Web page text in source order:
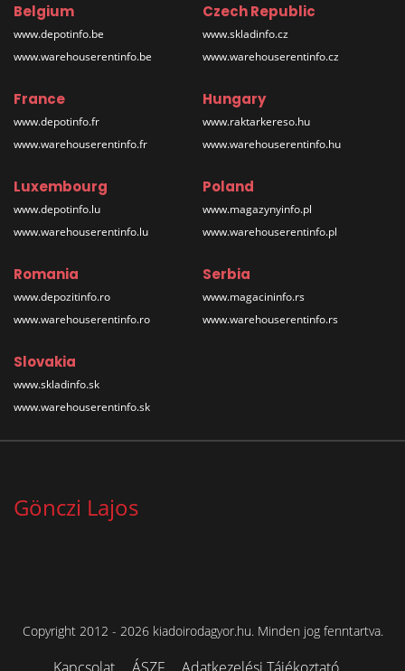
Belgium
www.depotinfo.be
www.warehouserentinfo.be
Czech Republic
www.skladinfo.cz
www.warehouserentinfo.cz
France
www.depotinfo.fr
www.warehouserentinfo.fr
Hungary
www.raktarkereso.hu
www.warehouserentinfo.hu
Luxembourg
www.depotinfo.lu
www.warehouserentinfo.lu
Poland
www.magazynyinfo.pl
www.warehouserentinfo.pl
Romania
www.depozitinfo.ro
www.warehouserentinfo.ro
Serbia
www.magacininfo.rs
www.warehouserentinfo.rs
Slovakia
www.skladinfo.sk
www.warehouserentinfo.sk
Gönczi Lajos
Copyright 2012 - 2026 kiadoirodagyor.hu. Minden jog fenntartva.